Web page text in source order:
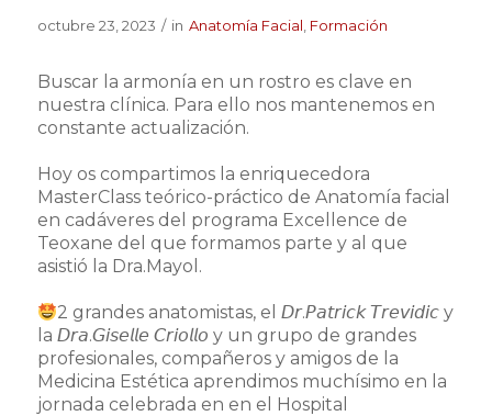
octubre 23, 2023 / in Anatomía Facial Formación
Buscar la armonía en un rostro es clave en
nuestra clínica. Para ello nos mantenemos en
constante actualización. ⁣
Hoy os compartimos la enriquecedora
MasterClass teórico-práctico de Anatomía facial
en cadáveres del programa Excellence de
Teoxane del que formamos parte y al que
asistió la Dra.Mayol.
2 grandes anatomistas, el 𝘋𝘳.𝘗𝘢𝘵𝘳𝘪𝘤𝘬 𝘛𝘳𝘦𝘷𝘪𝘥𝘪𝘤 y
la 𝘋𝘳𝘢.𝘎𝘪𝘴𝘦𝘭𝘭𝘦 𝘊𝘳𝘪𝘰𝘭𝘭𝘰 y un grupo de grandes
profesionales, compañeros y amigos de la
Medicina Estética aprendimos muchísimo en la
jornada celebrada en en el Hospital